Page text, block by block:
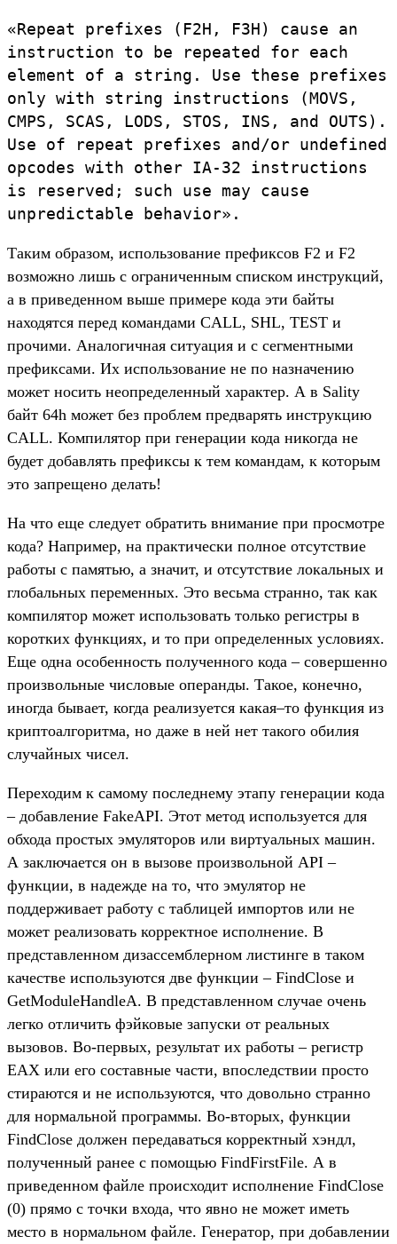
«Repeat prefixes (F2H, F3H) cause an
instruction to be repeated for each
element of a string. Use these prefixes
only with string instructions (MOVS,
CMPS, SCAS, LODS, STOS, INS, and OUTS).
Use of repeat prefixes and/or undefined
opcodes with other IA-32 instructions
is reserved; such use may cause
unpredictable behavior».
Таким образом, использование префиксов F2 и F2
возможно лишь с ограниченным списком инструкций,
а в приведенном выше примере кода эти байты
находятся перед командами CALL, SHL, TEST и
прочими. Аналогичная ситуация и с сегментными
префиксами. Их использование не по назначению
может носить неопределенный характер. А в Sality
байт 64h может без проблем предварять инструкцию
CALL. Компилятор при генерации кода никогда не
будет добавлять префиксы к тем командам, к которым
это запрещено делать!
На что еще следует обратить внимание при просмотре
кода? Например, на практически полное отсутствие
работы с памятью, а значит, и отсутствие локальных и
глобальных переменных. Это весьма странно, так как
компилятор может использовать только регистры в
коротких функциях, и то при определенных условиях.
Еще одна особенность полученного кода – совершенно
произвольные числовые операнды. Такое, конечно,
иногда бывает, когда реализуется какая–то функция из
криптоалгоритма, но даже в ней нет такого обилия
случайных чисел.
Переходим к самому последнему этапу генерации кода
– добавление FakeAPI. Этот метод используется для
обхода простых эмуляторов или виртуальных машин.
А заключается он в вызове произвольной API –
функции, в надежде на то, что эмулятор не
поддерживает работу с таблицей импортов или не
может реализовать корректное исполнение. В
представленном дизассемблерном листинге в таком
качестве используются две функции – FindClose и
GetModuleHandleA. В представленном случае очень
легко отличить фэйковые запуски от реальных
вызовов. Во-первых, результат их работы – регистр
EAX или его составные части, впоследствии просто
стираются и не используются, что довольно странно
для нормальной программы. Во-вторых, функции
FindClose должен передаваться корректный хэндл,
полученный ранее с помощью FindFirstFile. А в
приведенном файле происходит исполнение FindClose
(0) прямо с точки входа, что явно не может иметь
место в нормальном файле. Генератор, при добавлении